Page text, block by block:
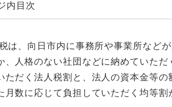
内目次
は、向日市内に事務所や事業所など
、人格のない社団などに納めていた
ただく法人税割と、法人の資本金等
月数に応じて負担していただく均等割